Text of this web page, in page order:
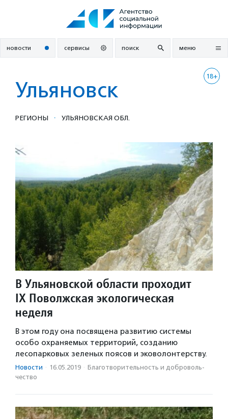
новости сервисы поиск меню
18+
Ульяновск
РЕГИОНЫ · УЛЬЯНОВСКАЯ ОБЛ.
В Ульяновской области проходит
IX Поволжская экологическая
неделя
В этом году она посвящена развитию системы
особо охраняемых территорий, созданию
лесопарковых зеленых поясов и эковолонтерству.
Новости · 16.05.2019 · Благотвори­тель­ность и доброволь­
чест­во